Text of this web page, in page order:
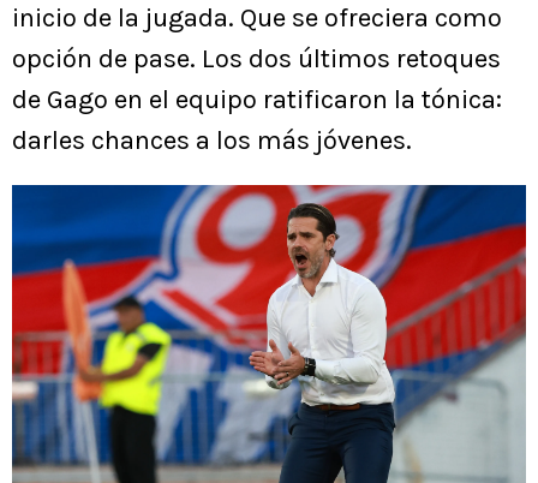
inicio de la jugada. Que se ofreciera como
opción de pase. Los dos últimos retoques
de Gago en el equipo ratificaron la tónica:
darles chances a los más jóvenes.